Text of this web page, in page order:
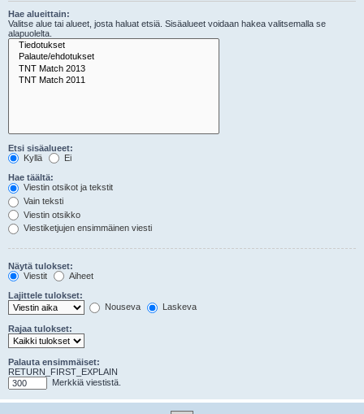
Hae alueittain:
Valitse alue tai alueet, josta haluat etsiä. Sisäalueet voidaan hakea valitsemalla se
alapuolelta.
Etsi sisäalueet:
Kyllä
Ei
Hae täältä:
Viestin otsikot ja tekstit
Vain teksti
Viestin otsikko
Viestiketjujen ensimmäinen viesti
Näytä tulokset:
Viestit
Aiheet
Lajittele tulokset:
Nouseva
Laskeva
Rajaa tulokset:
Palauta ensimmäiset:
RETURN_FIRST_EXPLAIN
Merkkiä viestistä.